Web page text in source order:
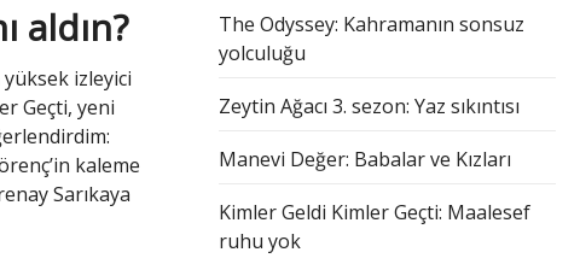
aldın?
izleyici
Geçti, yeni
kaleme
Sarıkaya
The Odyssey: Kahramanın sonsuz
yolculuğu
Zeytin Ağacı 3. sezon: Yaz sıkıntısı
Manevi Değer: Babalar ve Kızları
Kimler Geldi Kimler Geçti: Maalesef
ruhu yok